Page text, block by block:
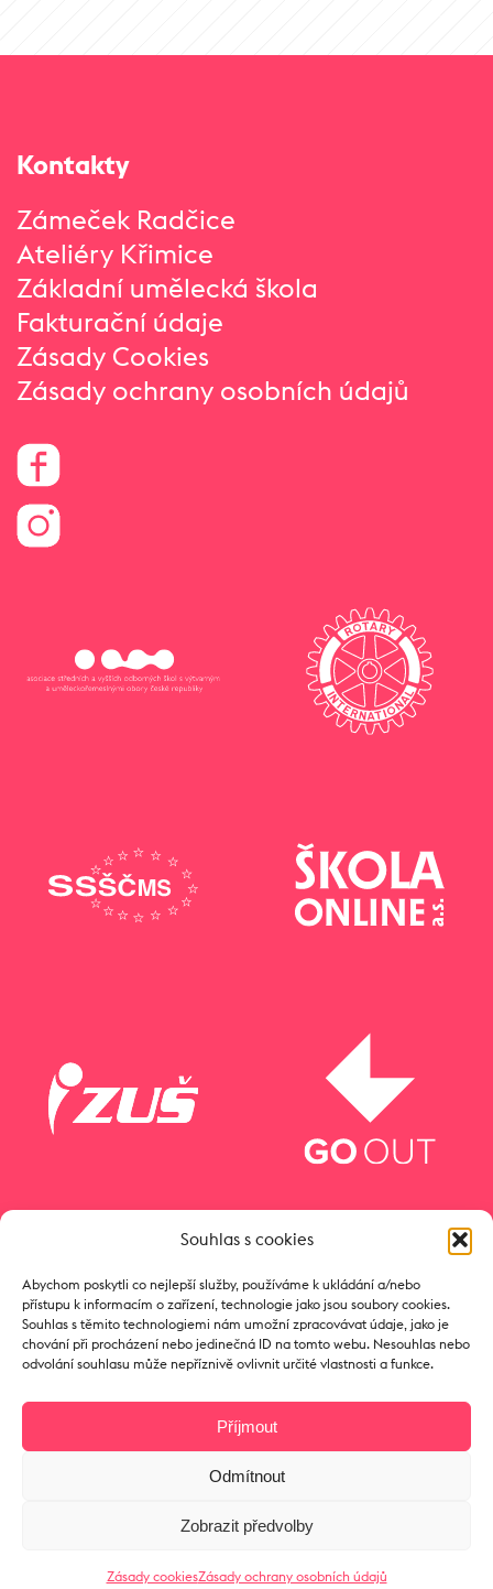
Souhlas s cookies
Abychom poskytli co nejlepší služby, používáme k ukládání a/nebo
přístupu k informacím o zařízení, technologie jako jsou soubory cookies.
Souhlas s těmito technologiemi nám umožní zpracovávat údaje, jako je
chování při procházení nebo jedinečná ID na tomto webu. Nesouhlas nebo
odvolání souhlasu může nepříznivě ovlivnit určité vlastnosti a funkce.
Příjmout
Odmítnout
Zobrazit předvolby
Zásady cookiesZásady ochrany osobních údajů
Kontakty
Zámeček Radčice
Ateliéry Křimice
Základní umělecká škola
Fakturační údaje
Zásady Cookies
Zásady ochrany osobních údajů